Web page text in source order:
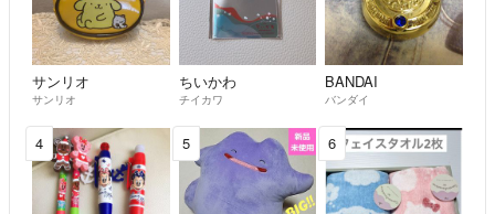
サンリオ
サンリオ
ちいかわ
チイカワ
BANDAI
バンダイ
4 5 6